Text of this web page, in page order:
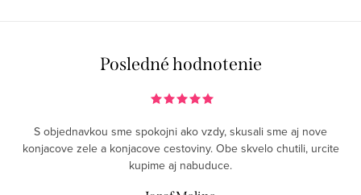
Posledné hodnotenie
S objednavkou sme spokojni ako vzdy, skusali sme aj nove
konjacove zele a konjacove cestoviny. Obe skvelo chutili, urcite
kupime aj nabuduce.